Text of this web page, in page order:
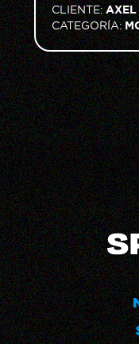
CLIENTE:AXEL
CATEGORÍA: